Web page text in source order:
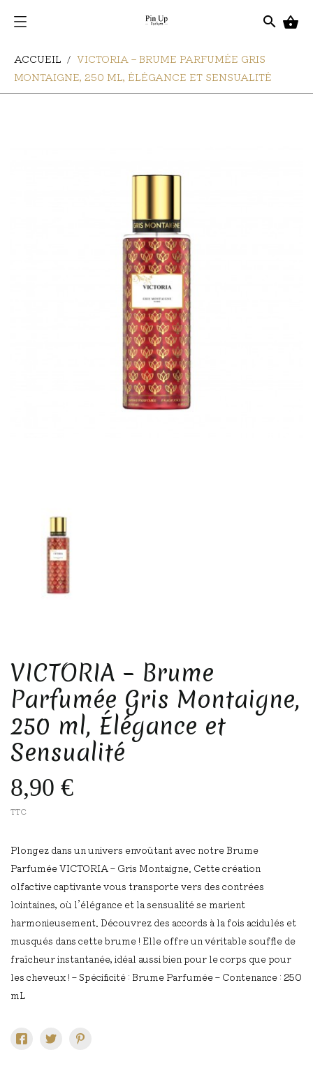

search
ACCUEIL
VICTORIA – BRUME PARFUMÉE GRIS
MONTAIGNE, 250 ML, ÉLÉGANCE ET SENSUALITÉ
VICTORIA – Brume
Parfumée Gris Montaigne,
250 ml, Élégance et
Sensualité
8,90 €
TTC
Plongez dans un univers envoûtant avec notre Brume
Parfumée VICTORIA – Gris Montaigne. Cette création
olfactive captivante vous transporte vers des contrées
lointaines, où l’élégance et la sensualité se marient
harmonieusement. Découvrez des accords à la fois acidulés et
musqués dans cette brume ! Elle offre un véritable souffle de
fraîcheur instantanée, idéal aussi bien pour le corps que pour
les cheveux ! – Spécificité : Brume Parfumée – Contenance : 250
mL